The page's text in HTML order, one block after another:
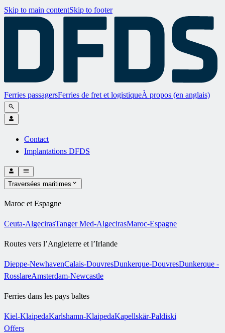
Skip to main contentSkip to footer
Ferries passagersFerries de fret et logistiqueÀ propos (en anglais)
Contact
Implantations DFDS
Traversées maritimes
Maroc et Espagne
Ceuta-AlgecirasTanger Med-AlgecirasMaroc-Espagne
Routes vers l’Angleterre et l’Irlande
Dieppe-NewhavenCalais-DouvresDunkerque-DouvresDunkerque -
RosslareAmsterdam-Newcastle
Ferries dans les pays baltes
Kiel-KlaipedaKarlshamn-KlaipedaKapellskär-Paldiski
Offers